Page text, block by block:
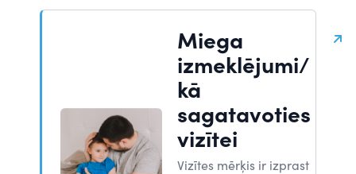
Miega
izmeklējumi/
kā
sagatavoties
vizītei
Vizītes mērķis ir izprast